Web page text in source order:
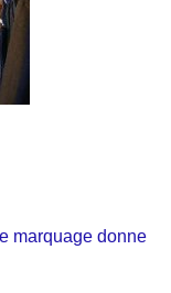
marquage donne